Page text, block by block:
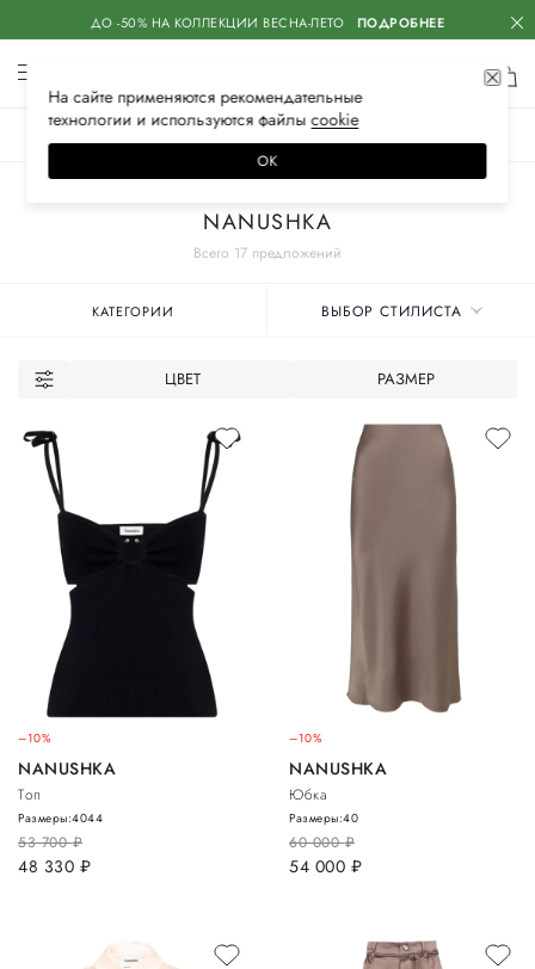
ДО -50% НА КОЛЛЕКЦИИ ВЕСНА-ЛЕТО ПОДРОБНЕЕ
Всего 17 предложений
NANUSHKA
КАТЕГОРИИ ВЫБОР СТИЛИСТА
ЦВЕТ РАЗМЕР
–10%
NANUSHKA
Топ
53 700руб.
48 330 руб.
Размеры:4044
–10%
NANUSHKA
Юбка
60 000руб.
54 000 руб.
Размеры:40
На сайте применяются рекомендательные
технологии и используются файлысооkiе
ОК